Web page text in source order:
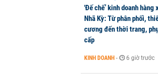
1
Hơn 227.000
CHỨNG KHOÁN - 1
'Đế chế’ kinh doanh hàng
Nhã Kỳ: Từ phân phối,
cương đến thời trang,
cấp
KINH DOANH - 6 giờ trước